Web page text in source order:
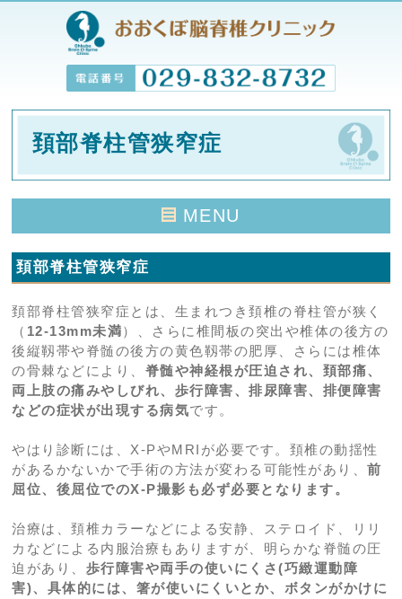
頚部脊柱管狭窄症
MENU
HOME
院長紹介
クリニック紹介
シンボルマーク
アクセス・診療時間
脳卒中
脳内出血
くも膜下出血
脳脊椎髄疾患
頚部脊柱管狭窄症
頚椎椎間板ヘルニア
生活習慣病
メタボリック症候群
頚部脊柱管狭窄症
頚部脊柱管狭窄症とは、生まれつき頚椎の脊柱管が狭く
（ 12-13mm未満）、さらに椎間板の突出や椎体の後方の
後縦靱帯や脊髄の後方の黄色靱帯の肥厚、さらには椎体
の骨棘などにより、 脊髄や神経根が圧迫され、頚部痛、
両上肢の痛みやしびれ、歩行障害、排尿障害、排便障害
などの症状が出現する病気です。
やはり診断には、X-PやMRIが必要です。頚椎の動揺性
があるかないかで手術の方法が変わる可能性があり、前
屈位、後屈位でのX-P撮影も必ず必要となります。
治療は、頚椎カラーなどによる安静、ステロイド、リリ
カなどによる内服治療もありますが、明らかな脊髄の圧
迫があり、 歩行障害や両手の使いにくさ(巧緻運動障
害)、具体的には、箸が使いにくいとか、ボタンがかけに